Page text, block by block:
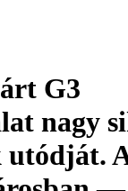
G3
nagy
utódját.